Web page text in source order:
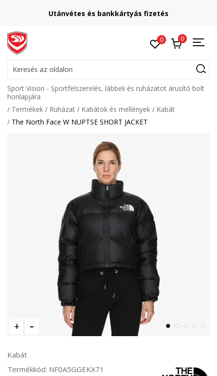
Utánvétes és bankkártyás fizetés
0 0
Keresés az oldalon
Sport Vision - Sportfelszerelés, lábbeli és ruházatot árusító bolt
honlapjára
Termékek
Ruházat Kabátok és mellények
Kabát
The North Face W NUPTSE SHORT JACKET
Kabát
Termékkód: NF0A5GGEKX71